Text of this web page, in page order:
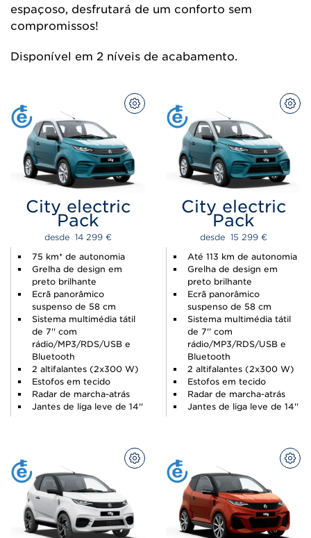
espaçoso, desfrutará de um conforto sem
compromissos!
Disponível em 2 níveis de acabamento.
City electric
Pack
desde 14 299 €
CONFIGURAR
75 km* de autonomia
Grelha de design em
preto brilhante
Ecrã panorâmico
suspenso de 58 cm
Sistema multimédia tátil
de 7'' com
rádio/MP3/RDS/USB e
Bluetooth
2 altifalantes (2x300 W)
Estofos em tecido
Radar de marcha-atrás
Jantes de liga leve de 14''
City electric
Pack
desde 15 299 €
Até 113 km de autonomia
Grelha de design em
preto brilhante
Ecrã panorâmico
suspenso de 58 cm
Sistema multimédia tátil
de 7'' com
rádio/MP3/RDS/USB e
Bluetooth
2 altifalantes (2x300 W)
Estofos em tecido
Radar de marcha-atrás
Jantes de liga leve de 14''
CONFIGURAR